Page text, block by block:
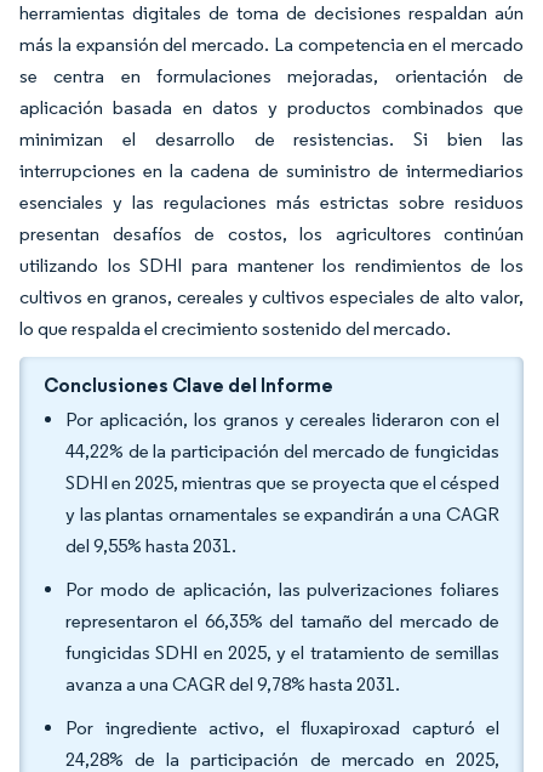
herramientas digitales de toma de decisiones respaldan aún
más la expansión del mercado. La competencia en el mercado
se centra en formulaciones mejoradas, orientación de
aplicación basada en datos y productos combinados que
minimizan el desarrollo de resistencias. Si bien las
interrupciones en la cadena de suministro de intermediarios
esenciales y las regulaciones más estrictas sobre residuos
presentan desafíos de costos, los agricultores continúan
utilizando los SDHI para mantener los rendimientos de los
cultivos en granos, cereales y cultivos especiales de alto valor,
lo que respalda el crecimiento sostenido del mercado.
Conclusiones Clave del Informe
Por aplicación, los granos y cereales lideraron con el
44,22% de la participación del mercado de fungicidas
SDHI en 2025, mientras que se proyecta que el césped
y las plantas ornamentales se expandirán a una CAGR
del 9,55% hasta 2031.
Por modo de aplicación, las pulverizaciones foliares
representaron el 66,35% del tamaño del mercado de
fungicidas SDHI en 2025, y el tratamiento de semillas
avanza a una CAGR del 9,78% hasta 2031.
Por ingrediente activo, el fluxapiroxad capturó el
24,28% de la participación de mercado en 2025,